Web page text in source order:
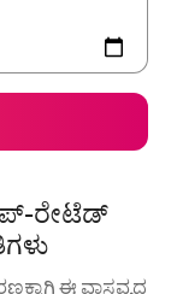
ರೇಟೆಡ್
ಈ ವಾಸ್ತವ್ಯದ